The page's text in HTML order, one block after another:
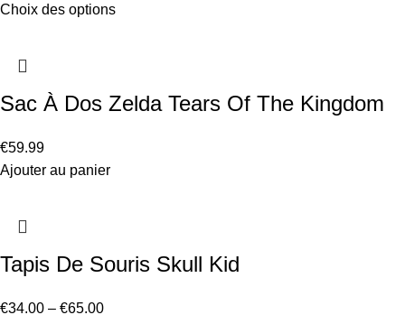
Choix des options
Sac À Dos Zelda Tears Of The Kingdom
€59.99
Ajouter au panier
Tapis De Souris Skull Kid
€34.00 – €65.00